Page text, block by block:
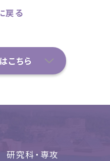
戻る
こちら
研究科・専攻